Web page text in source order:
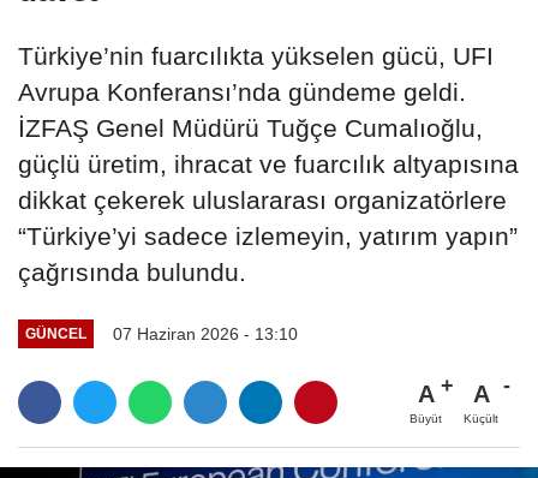
Türkiye’nin fuarcılıkta yükselen gücü, UFI
Avrupa Konferansı’nda gündeme geldi.
İZFAŞ Genel Müdürü Tuğçe Cumalıoğlu,
güçlü üretim, ihracat ve fuarcılık altyapısına
dikkat çekerek uluslararası organizatörlere
“Türkiye’yi sadece izlemeyin, yatırım yapın”
çağrısında bulundu.
GÜNCEL 07 Haziran 2026 - 13:10
A
Büyüt
A
Küçült